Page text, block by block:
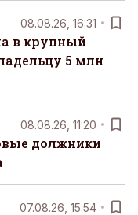
08.08.26, 16:31
в крупный
5 млн
08.08.26, 11:20
должники
07.08.26, 15:54